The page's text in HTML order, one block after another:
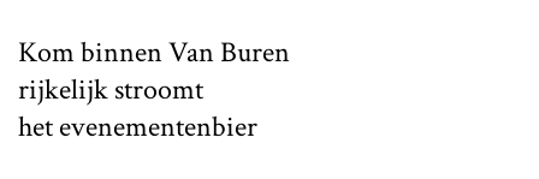
Kom binnen Van Buren
rijkelijk stroomt
het evenementenbier